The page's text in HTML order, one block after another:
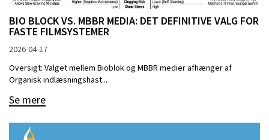
BIO BLOCK VS. MBBR MEDIA: DET DEFINITIVE VALG FOR
FASTE FILMSYSTEMER
2026-04-17
Oversigt: Valget mellem Bioblok og MBBR medier afhænger af
Organisk indlæsningshast...
Se mere